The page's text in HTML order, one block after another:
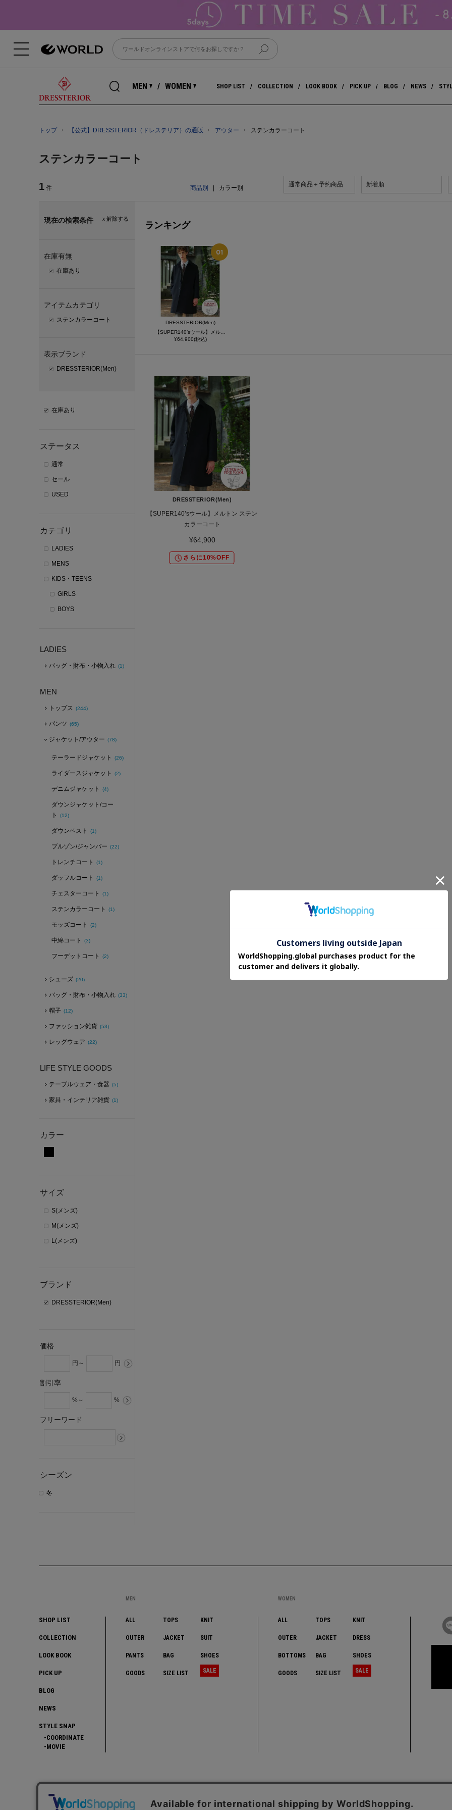
MEN WOMEN SHOP LIST COLLECTION LOOK BOOK PICK UP BLOG NEWS
トップ 【公式】DRESSTERIOR（ドレステリア）の通販 アウター ステンカラーコート
ステンカラーコート
1 件 商品別 カラー別 通常商品＋予約商品 新着順
ｘ解除する
現在の検索条件
在庫有無
在庫あり
アイテムカテゴリ
ステンカラーコート
表示ブランド
DRESSTERIOR(Men)
在庫あり
ステータス
通常
セール
USED
カテゴリ
LADIES
MENS
KIDS・TEENS
GIRLS
BOYS
LADIES
バッグ・財布・小物入れ (1)
MEN
トップス (244)
パンツ (65)
ジャケット/アウター (78)
テーラードジャケット (26)
ライダースジャケット (2)
デニムジャケット (4)
ダウンジャケット/コー
ト
(12)
ダウンベスト (1)
ブルゾン/ジャンバー (22)
トレンチコート (1)
ダッフルコート (1)
チェスターコート (1)
ステンカラーコート (1)
モッズコート (2)
中綿コート (3)
フーデットコート (2)
シューズ (20)
バッグ・財布・小物入れ (33)
帽子 (12)
ファッション雑貨 (53)
レッグウェア (22)
LIFE STYLE GOODS
テーブルウェア・食器 (5)
家具・インテリア雑貨 (1)
カラー
サイズ
S(メンズ)
M(メンズ)
L(メンズ)
ブランド
DRESSTERIOR(Men)
価格
円～ 円
割引率
%～ %
フリーワード
シーズン
冬
ランキング
DRESSTERIOR(Men)
¥64,900(税込)
DRESSTERIOR(Men)
【SUPER140’sウール】メルトン ステン
カラーコート
¥64,900
さらに10%OFF
SHOP LIST
COLLECTION
LOOK BOOK
PICK UP
BLOG
NEWS
STYLE SNAP
COORDINATE
MOVIE
MEN
ALL TOPS KNIT
OUTER JACKET SUIT
PANTS BAG SHOES
GOODS SIZE LIST SALE
WOMEN
ALL TOPS KNIT
OUTER JACKET DRESS
BOTTOMS BAG SHOES
GOODS SIZE LIST SALE
ワールド オンラインストア ワールド プレミアムクラブ お客様窓口 企業情報 サイトポリシー